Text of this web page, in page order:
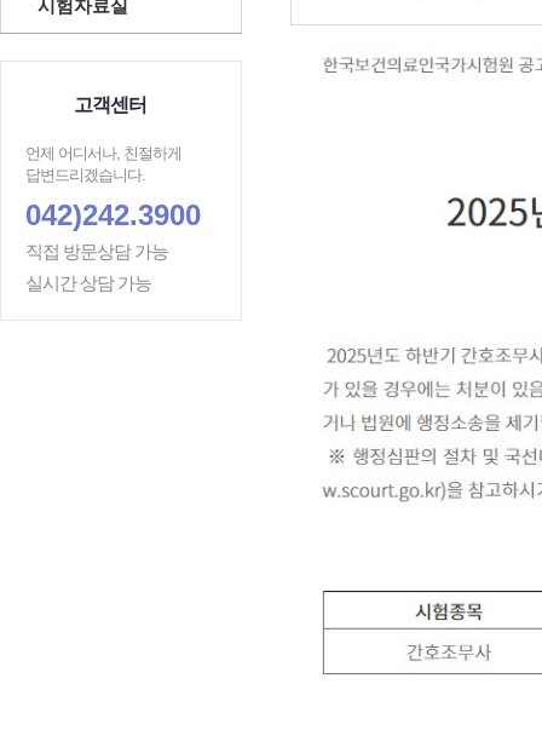
시험자료실
고객센터
언제 어디서나, 친절하게
답변드리겠습니다.
042)242.3900
직접 방문상담 가능
실시간 상담 가능